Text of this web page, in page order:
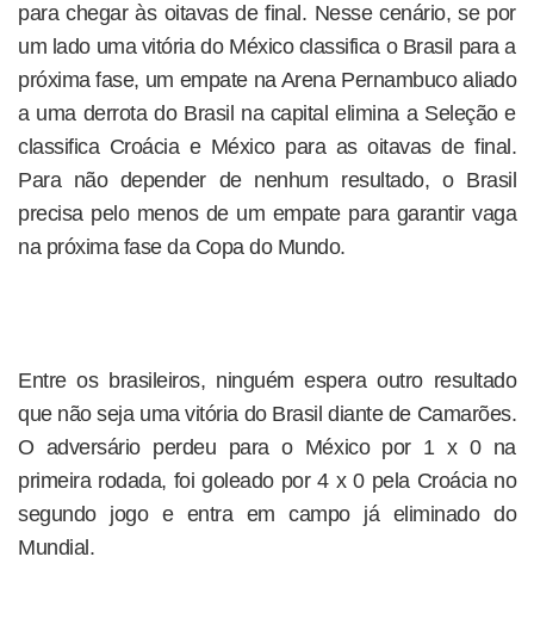
para chegar às oitavas de final. Nesse cenário, se por
um lado uma vitória do México classifica o Brasil para a
próxima fase, um empate na Arena Pernambuco aliado
a uma derrota do Brasil na capital elimina a Seleção e
classifica Croácia e México para as oitavas de final.
Para não depender de nenhum resultado, o Brasil
precisa pelo menos de um empate para garantir vaga
na próxima fase da Copa do Mundo.
Entre os brasileiros, ninguém espera outro resultado
que não seja uma vitória do Brasil diante de Camarões.
O adversário perdeu para o México por 1 x 0 na
primeira rodada, foi goleado por 4 x 0 pela Croácia no
segundo jogo e entra em campo já eliminado do
Mundial.